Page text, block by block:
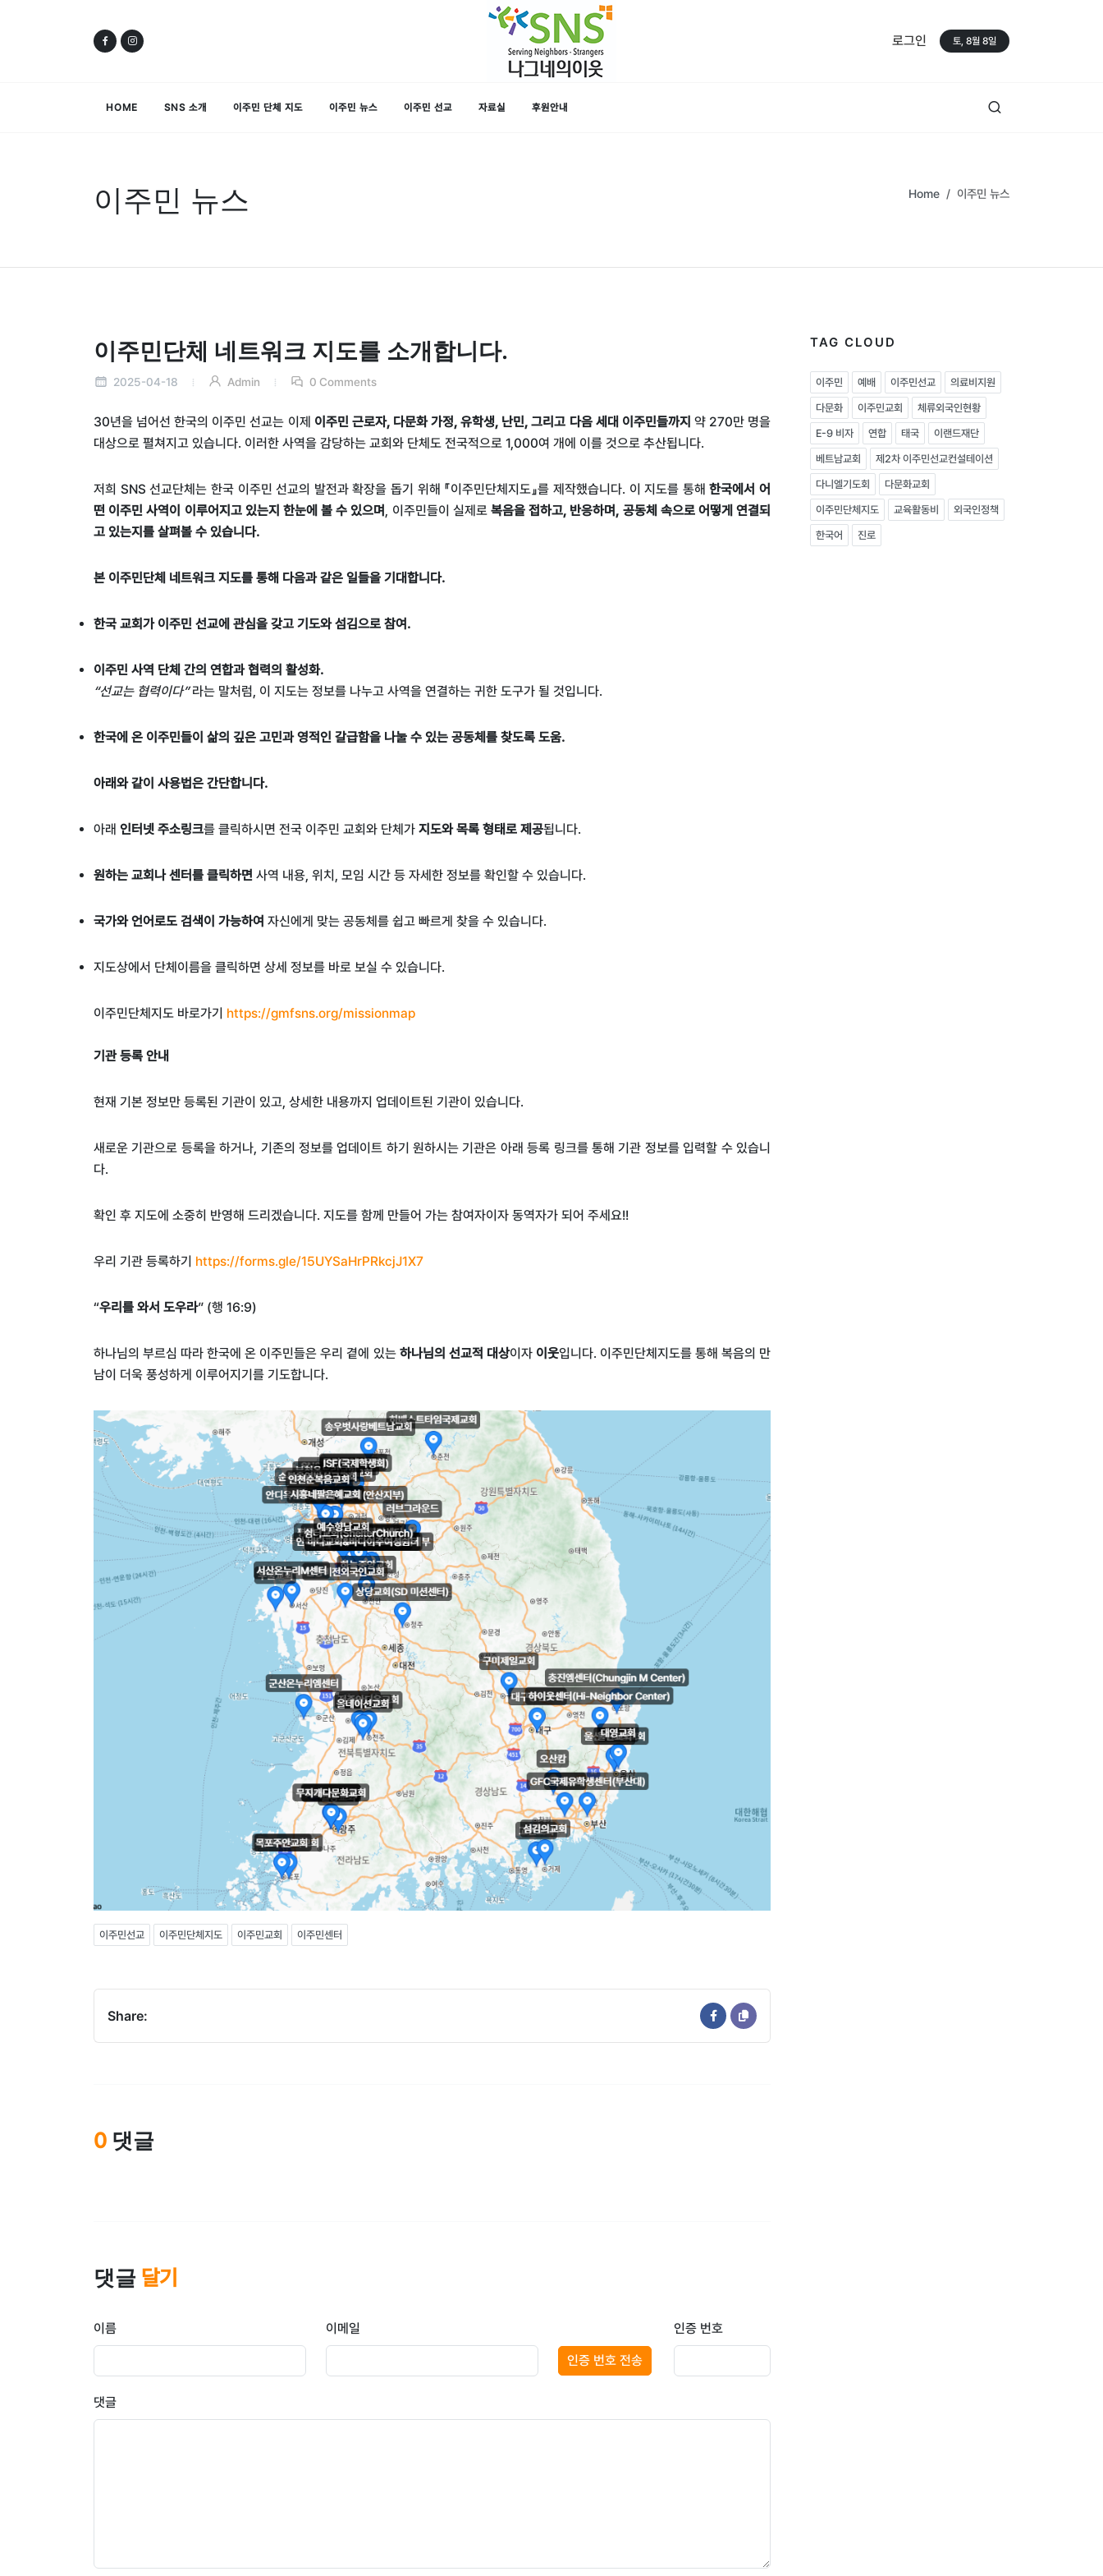
로그인 토, 8월 8일
HOME SNS 소개 이주민 단체 지도 이주민 뉴스 이주민 선교 자료실 후원안내
이주민 뉴스 Home 이주민 뉴스
이주민단체 네트워크 지도를 소개합니다.
2025-04-18 Admin 0 Comments
30년을 넘어선 한국의 이주민 선교는 이제 이주민 근로자, 다문화 가정,유학생, 난민,그리고 다음 세대 이주민들까지 약270만 명을
대상으로 펼쳐지고 있습니다. 이러한 사역을 감당하는 교회와 단체도 전국적으로 1,000여 개에 이를 것으로 추산됩니다.
저희 SNS선교단체는 한국 이주민 선교의 발전과 확장을 돕기 위해 『이주민단체지도』를 제작했습니다. 이 지도를 통해한국에서 어
떤 이주민 사역이 이루어지고 있는지 한눈에 볼 수 있으며 , 이주민들이 실제로 복음을 접하고, 반응하며 , 공동체 속으로 어떻게 연결되
고 있는지를 살펴볼 수 있습니다.
본 이주민단체 네트워크 지도를 통해 다음과 같은 일들을 기대합니다.
한국 교회가 이주민 선교에 관심을 갖고 기도와 섬김으로 참여.
이주민 사역 단체 간의 연합과 협력의 활성화.
“선교는 협력이다” 라는 말처럼, 이 지도는 정보를 나누고 사역을 연결하는 귀한 도구가 될 것입니다.
한국에 온 이주민들이 삶의 깊은 고민과 영적인 갈급함을 나눌 수 있는 공동체를 찾도록 도움.
아래와 같이 사용법은 간단합니다.
아래 인터넷 주소링크를 클릭하시면 전국 이주민 교회와 단체가 지도와 목록 형태로 제공됩니다.
원하는 교회나 센터를 클릭하면 사역 내용, 위치, 모임 시간 등 자세한 정보를 확인할 수 있습니다.
국가와 언어로도 검색이 가능하여 자신에게 맞는 공동체를 쉽고 빠르게 찾을 수 있습니다.
지도상에서 단체이름을 클릭하면 상세 정보를 바로 보실 수 있습니다.
이주민단체지도 바로가기 https://gmfsns.org/missionmap
기관 등록 안내
현재 기본 정보만 등록된 기관이 있고, 상세한 내용까지 업데이트된 기관이 있습니다.
새로운 기관으로 등록을 하거나, 기존의 정보를 업데이트 하기 원하시는 기관은 아래 등록 링크를 통해 기관 정보를 입력할 수 있습니
다.
확인 후 지도에 소중히 반영해 드리겠습니다. 지도를 함께 만들어 가는 참여자이자 동역자가 되어 주세요!!
우리 기관 등록하기 https://forms.gle/15UYSaHrPRkcjJ1X7
“우리를 와서 도우라” (행 16:9)
하나님의 부르심 따라 한국에 온 이주민들은 우리 곁에 있는 하나님의 선교적 대상이자 이웃입니다. 이주민단체지도를 통해 복음의 만
남이 더욱 풍성하게 이루어지기를 기도합니다.
이주민선교 이주민단체지도 이주민교회 이주민센터
Share:
0 댓글
댓글 달기
이름 이메일
인증 번호 전송
인증 번호
댓글
TAG CLOUD
이주민 예배 이주민선교 의료비지원
다문화 이주민교회 체류외국인현황
E-9 비자 연합 태국 이랜드재단
베트남교회 제2차 이주민선교컨설테이션
다니엘기도회 다문화교회
이주민단체지도 교육활동비 외국인정책
한국어 진로